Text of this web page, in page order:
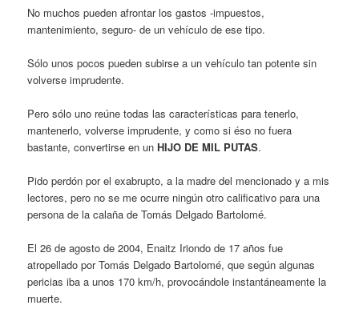
No muchos pueden afrontar los gastos -impuestos,
mantenimiento, seguro- de un vehículo de ese tipo.
Sólo unos pocos pueden subirse a un vehículo tan potente sin
volverse imprudente.
Pero sólo uno reúne todas las características para tenerlo,
mantenerlo, volverse imprudente, y como si éso no fuera
bastante, convertirse en unHIJO DE MIL PUTAS.
Pido perdón por el exabrupto, a la madre del mencionado y a mis
lectores, pero no se me ocurre ningún otro calificativo para una
persona de la calaña de Tomás Delgado Bartolomé.
El 26 de agosto de 2004, Enaitz Iriondo de 17 años fue
atropellado por Tomás Delgado Bartolomé, que según algunas
pericias iba a unos 170 km/h, provocándole instantáneamente la
muerte.